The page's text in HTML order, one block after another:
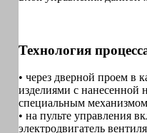
Технология
• через дверной проем в
изделиями с нанесенной
специальным
• на пульте управления
электродвигатель